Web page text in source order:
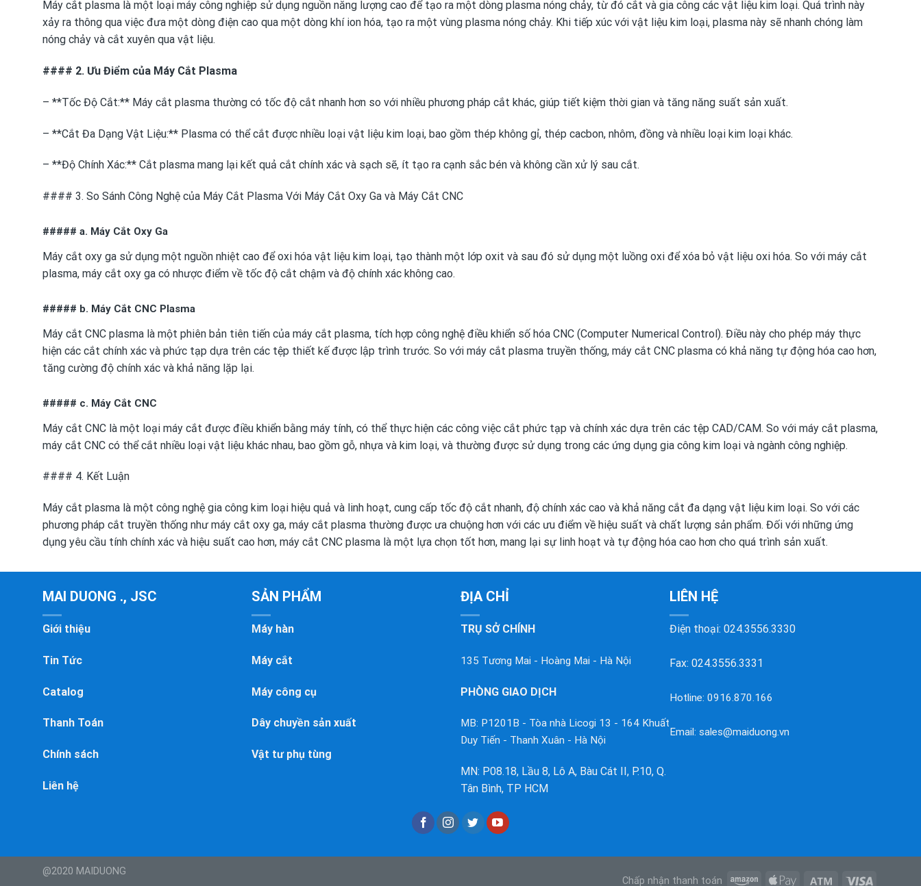
Máy cắt plasma là một loại máy công nghiệp sử dụng nguồn năng lượng cao để tạo ra một dòng plasma nóng chảy, từ đó cắt và gia công các vật liệu kim loại. Quá trình này
xảy ra thông qua việc đưa một dòng điện cao qua một dòng khí ion hóa, tạo ra một vùng plasma nóng chảy. Khi tiếp xúc với vật liệu kim loại, plasma này sẽ nhanh chóng làm
nóng chảy và cắt xuyên qua vật liệu.
#### 2. Ưu Điểm của Máy Cắt Plasma
– **Tốc Độ Cắt:** Máy cắt plasma thường có tốc độ cắt nhanh hơn so với nhiều phương pháp cắt khác, giúp tiết kiệm thời gian và tăng năng suất sản xuất.
– **Cắt Đa Dạng Vật Liệu:** Plasma có thể cắt được nhiều loại vật liệu kim loại, bao gồm thép không gỉ, thép cacbon, nhôm, đồng và nhiều loại kim loại khác.
– **Độ Chính Xác:** Cắt plasma mang lại kết quả cắt chính xác và sạch sẽ, ít tạo ra cạnh sắc bén và không cần xử lý sau cắt.
#### 3. So Sánh Công Nghệ của Máy Cắt Plasma Với Máy Cắt Oxy Ga và Máy Cắt CNC
##### a. Máy Cắt Oxy Ga
Máy cắt oxy ga sử dụng một nguồn nhiệt cao để oxi hóa vật liệu kim loại, tạo thành một lớp oxit và sau đó sử dụng một luồng oxi để xóa bỏ vật liệu oxi hóa. So với máy cắt
plasma, máy cắt oxy ga có nhược điểm về tốc độ cắt chậm và độ chính xác không cao.
##### b. Máy Cắt CNC Plasma
Máy cắt CNC plasma là một phiên bản tiên tiến của máy cắt plasma, tích hợp công nghệ điều khiển số hóa CNC (Computer Numerical Control). Điều này cho phép máy thực
hiện các cắt chính xác và phức tạp dựa trên các tệp thiết kế được lập trình trước. So với máy cắt plasma truyền thống, máy cắt CNC plasma có khả năng tự động hóa cao hơn,
tăng cường độ chính xác và khả năng lặp lại.
##### c. Máy Cắt CNC
Máy cắt CNC là một loại máy cắt được điều khiển bằng máy tính, có thể thực hiện các công việc cắt phức tạp và chính xác dựa trên các tệp CAD/CAM. So với máy cắt plasma,
máy cắt CNC có thể cắt nhiều loại vật liệu khác nhau, bao gồm gỗ, nhựa và kim loại, và thường được sử dụng trong các ứng dụng gia công kim loại và ngành công nghiệp.
#### 4. Kết Luận
Máy cắt plasma là một công nghệ gia công kim loại hiệu quả và linh hoạt, cung cấp tốc độ cắt nhanh, độ chính xác cao và khả năng cắt đa dạng vật liệu kim loại. So với các
phương pháp cắt truyền thống như máy cắt oxy ga, máy cắt plasma thường được ưa chuộng hơn với các ưu điểm về hiệu suất và chất lượng sản phẩm. Đối với những ứng
dụng yêu cầu tính chính xác và hiệu suất cao hơn, máy cắt CNC plasma là một lựa chọn tốt hơn, mang lại sự linh hoạt và tự động hóa cao hơn cho quá trình sản xuất.
MAI DUONG ., JSC
Giới thiệu
Tin Tức
Catalog
Thanh Toán
Chính sách
Liên hệ
SẢN PHẨM
Máy hàn
Máy cắt
Máy công cụ
Dây chuyền sản xuất
Vật tư phụ tùng
ĐỊA CHỈ
TRỤ SỞ CHÍNH
135 Tương Mai - Hoàng Mai - Hà Nội
PHÒNG GIAO DỊCH
MB: P1201B - Tòa nhà Licogi 13 - 164 Khuất
Duy Tiến - Thanh Xuân - Hà Nội
MN: P08.18, Lầu 8, Lô A, Bàu Cát II, P.10, Q.
Tân Bình, TP HCM
LIÊN HỆ
Điện thoại: 024.3556.3330
Fax: 024.3556.3331
Hotline: 0916.870.166
Email: sales@maiduong.vn
Chấp nhận thanh toán
@2020 MAIDUONG